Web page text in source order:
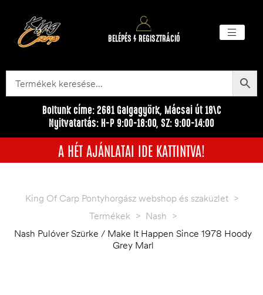
BELÉPÉS / REGISZTRÁCIÓ
Boltunk címe: 2681 Galgagyörk, Mácsai út 18\C
Nyitvatartás: H-P 9:00-18:00, SZ: 9:00-14:00
A HÉT AJÁNLATAI IDE KATTINTVA!
King Of Carp Pontyhorgász webshop és szaküzlet >
Termékek > Nash >
Nash Pulóver Szürke / Make It Happen Since 1978 Hoody
Grey Marl